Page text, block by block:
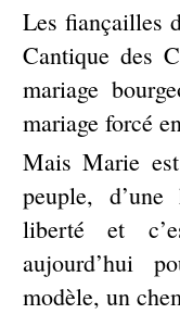
Les fiançailles
Cantique des
mariage
mariage forcé
Mais Marie
peuple,
liberté et
aujourd’hui
modèle, un